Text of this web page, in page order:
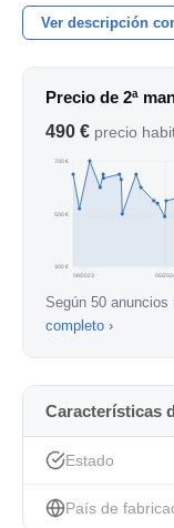
Conservo todo,
Saludos.
Ver descripción
Precio de 2ª
490 € precio
300 €
500 €
700 €
08/2023 05/
Según 50 anuncios
completo ›
Características
Estado
País de